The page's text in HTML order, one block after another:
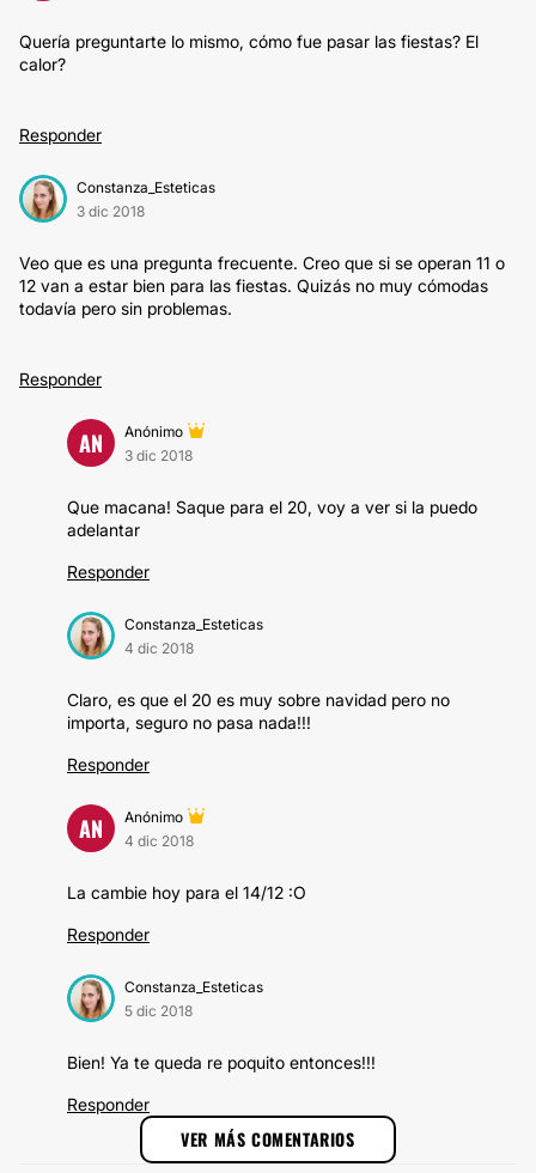
Quería preguntarte lo mismo, cómo fue pasar las fiestas? El
calor?
Responder
Constanza_Esteticas
3 dic 2018
Veo que es una pregunta frecuente. Creo que si se operan 11 o
12 van a estar bien para las fiestas. Quizás no muy cómodas
todavía pero sin problemas.
Responder
AN
Anónimo
3 dic 2018
Que macana! Saque para el 20, voy a ver si la puedo
adelantar
Responder
Constanza_Esteticas
4 dic 2018
Claro, es que el 20 es muy sobre navidad pero no
importa, seguro no pasa nada!!!
Responder
AN
Anónimo
4 dic 2018
La cambie hoy para el 14/12 :O
Responder
Constanza_Esteticas
5 dic 2018
Bien! Ya te queda re poquito entonces!!!
Responder
VER MÁS COMENTARIOS